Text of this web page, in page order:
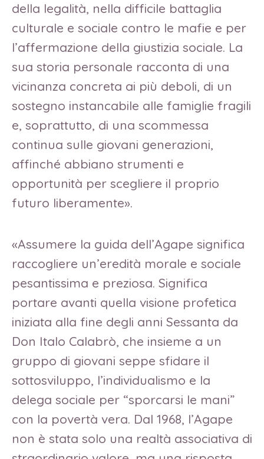
della legalità, nella difficile battaglia
culturale e sociale contro le mafie e per
l’affermazione della giustizia sociale. La
sua storia personale racconta di una
vicinanza concreta ai più deboli, di un
sostegno instancabile alle famiglie fragili
e, soprattutto, di una scommessa
continua sulle giovani generazioni,
affinché abbiano strumenti e
opportunità per scegliere il proprio
futuro liberamente».
«Assumere la guida dell’Agape significa
raccogliere un’eredità morale e sociale
pesantissima e preziosa. Significa
portare avanti quella visione profetica
iniziata alla fine degli anni Sessanta da
Don Italo Calabrò, che insieme a un
gruppo di giovani seppe sfidare il
sottosviluppo, l’individualismo e la
delega sociale per “sporcarsi le mani”
con la povertà vera. Dal 1968, l’Agape
non è stata solo una realtà associativa di